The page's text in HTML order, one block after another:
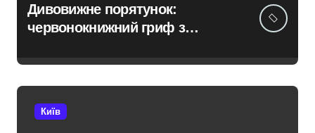
Дивовижне порятунок:
червонокнижний гриф з
after мандрівки на Київщині
Київ